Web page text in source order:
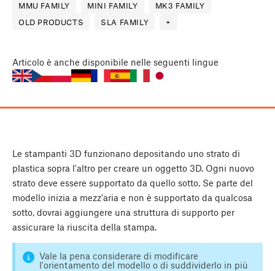
MMU FAMILY MINI FAMILY
MK3 FAMILY
OLD PRODUCTS
SLA FAMILY +
Articolo è anche disponibile nelle seguenti lingue
Le stampanti 3D funzionano depositando uno strato di
plastica sopra l'altro per creare un oggetto 3D. Ogni nuovo
strato deve essere supportato da quello sotto. Se parte del
modello inizia a mezz'aria e non è supportato da qualcosa
sotto, dovrai aggiungere una struttura di supporto per
assicurare la riuscita della stampa.
Vale la pena considerare di modificare
l'orientamento del modello o di suddividerlo in più